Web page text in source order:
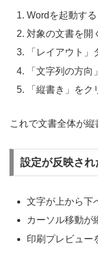
Wordを起動する
対象の文書を開
「レイアウト
「文字列の方向
「縦書き」をク
これで文書全体が縦
設定が反映さ
文字が上から下
カーソル移動が
印刷プレビュー